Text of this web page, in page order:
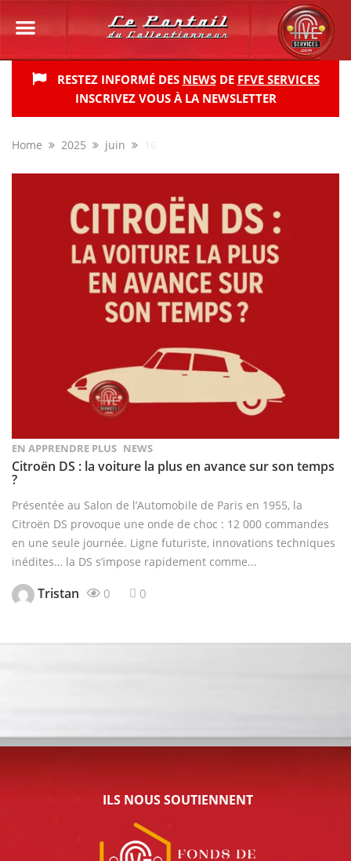
RESTEZ INFORMÉ DES NEWSDE FFVE SERVICES
INSCRIVEZ VOUS À LA NEWSLETTER
Home 2025 juin
EN APPRENDRE PLUS NEWS
Citroën DS : la voiture la plus en avance sur son temps
?
Présentée au Salon de l’Automobile de Paris en 1955, la
Citroën DS provoque une onde de choc : 12 000 commandes
en une seule journée. Ligne futuriste, innovations techniques
inédites… la DS s’impose rapidement comme...
Tristan 0 0
ILS NOUS SOUTIENNENT